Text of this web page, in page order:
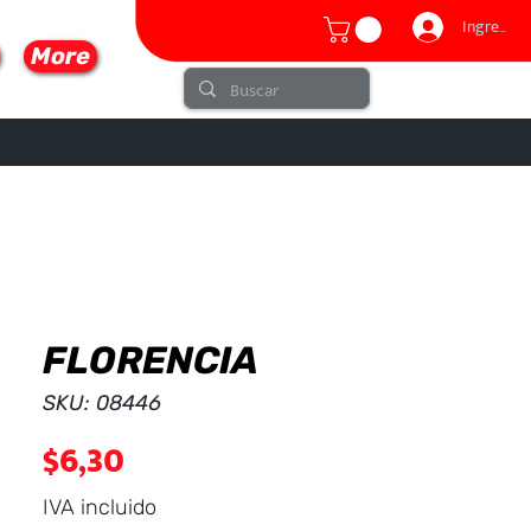
More
Ingresar
FLORENCIA
SKU: 08446
$6,30
IVA incluido